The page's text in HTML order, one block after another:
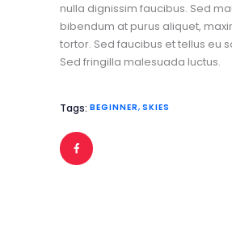
nulla dignissim faucibus. Sed
bibendum at purus aliquet,
tortor. Sed faucibus et tellus eu
Sed fringilla malesuada luctus.
Tags: BEGINNER, SKIES